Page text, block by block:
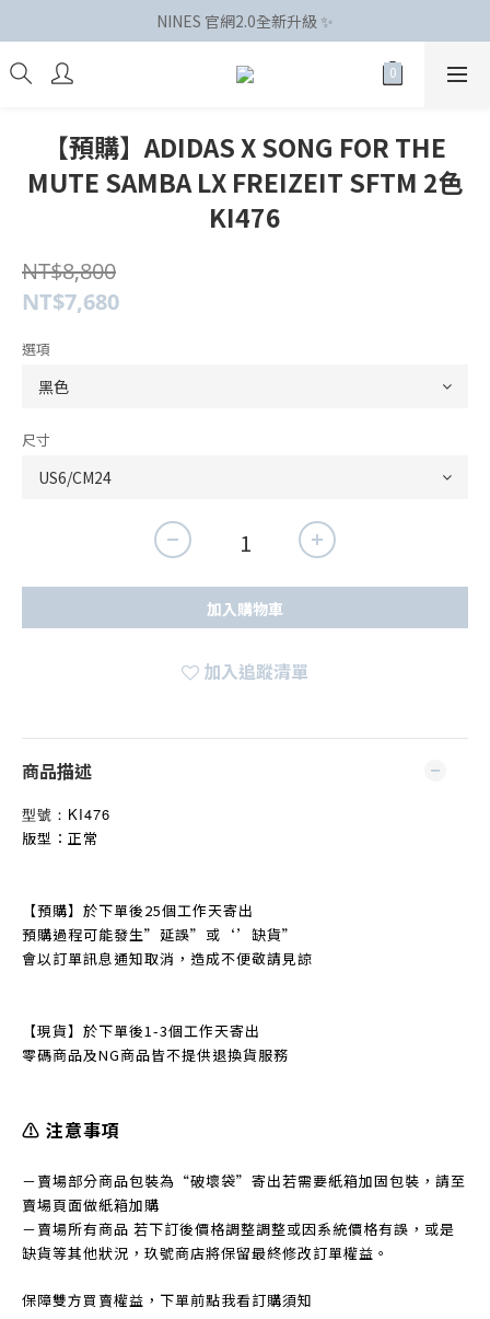
NINES 官網2.0全新升級 ✨
【預購】ADIDAS X SONG FOR THE
MUTE SAMBA LX FREIZEIT SFTM 2色
KI476
NT$8,800
NT$7,680
選項
尺寸
加入購物車
加入追蹤清單
商品描述
型號： KI476
版型：正常
【預購】於下單後25個工作天寄出
預購過程可能發生” 延誤” 或‘’缺貨”
會以訂單訊息通知取消，造成不便敬請見諒
【現貨】於下單後1-3個工作天寄出
零碼商品及NG商品皆不提供退換貨服務
⚠️ 注意事項
－賣場部分商品包裝為“破壞袋”寄出若需要紙箱加固包裝，請至
賣場頁面做紙箱加購
－賣場所有商品 若下訂後價格調整調整或因系統價格有誤，或是
缺貨等其他狀況，玖號商店將保留最終修改訂單權益。
保障雙方買賣權益，下單前點我看訂購須知